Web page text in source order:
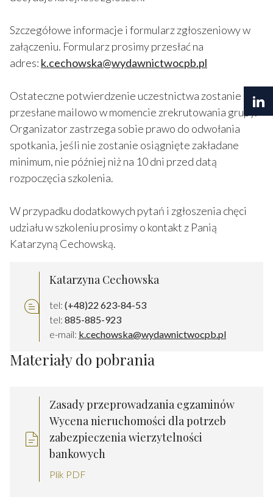
Szczegółowe informacje i formularz zgłoszeniowy w
załączeniu. Formularz prosimy przesłać na
adres: k.cechowska@wydawnictwocpb.pl
Ostateczne potwierdzenie uczestnictwa zostanie
przesłane mailowo w momencie zrekrutowania grupy.
Organizator zastrzega sobie prawo do odwołania
spotkania, jeśli nie zostanie osiągnięte zakładane
minimum, nie później niż na 10 dni przed datą
rozpoczęcia szkolenia.
W przypadku dodatkowych pytań i zgłoszenia chęci
udziału w szkoleniu prosimy o kontakt z Panią
Katarzyną Cechowską.
Katarzyna Cechowska
tel: (+48)22 623-84-53
tel: 885-885-923
e-mail: k.cechowska@wydawnictwocpb.pl
Materiały do pobrania
Zasady przeprowadzania egzaminów
Wycena nieruchomości dla potrzeb
zabezpieczenia wierzytelności
bankowych
Plik PDF